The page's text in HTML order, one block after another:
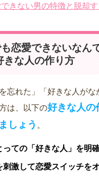
きない男の特徴と脱却
恋愛できないなん
きな人の作り方
忘れた」「好きな人がな
は、以下の好きな人の
しょう 。
っての「好きな人」を明
刺激して恋愛スイッチを